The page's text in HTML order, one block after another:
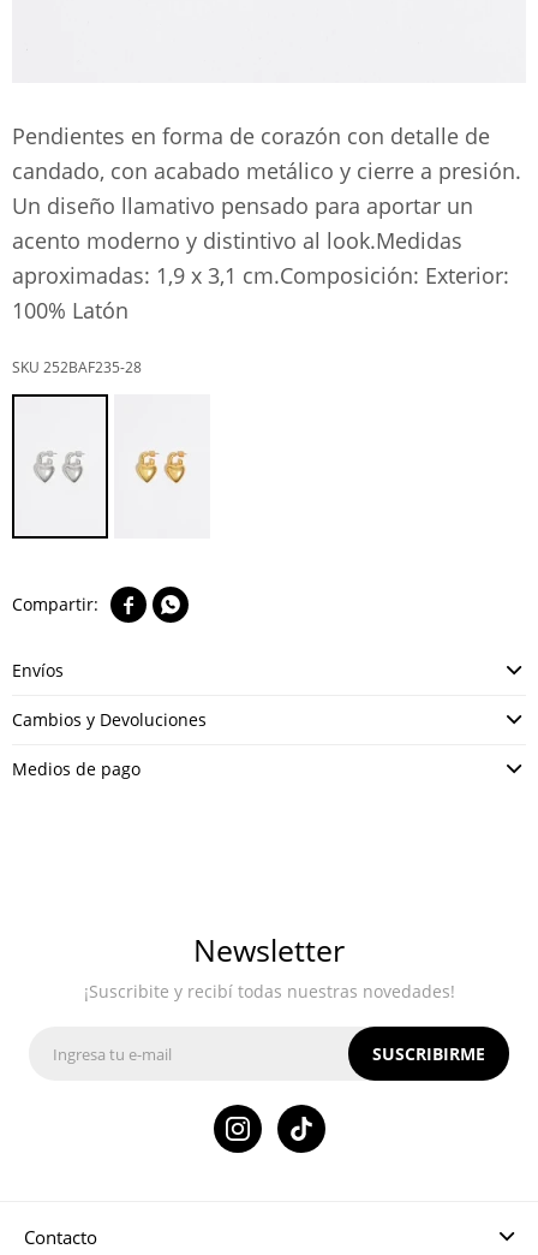
Pendientes en forma de corazón con detalle de
candado, con acabado metálico y cierre a presión.
Un diseño llamativo pensado para aportar un
acento moderno y distintivo al look.Medidas
aproximadas: 1,9 x 3,1 cm.Composición: Exterior:
100% Latón
252BAF235-28
 
Envíos
Cambios y Devoluciones
Medios de pago
Contacto
Newsletter
¡Suscribite y recibí todas nuestras novedades!
SUSCRIBIRME
